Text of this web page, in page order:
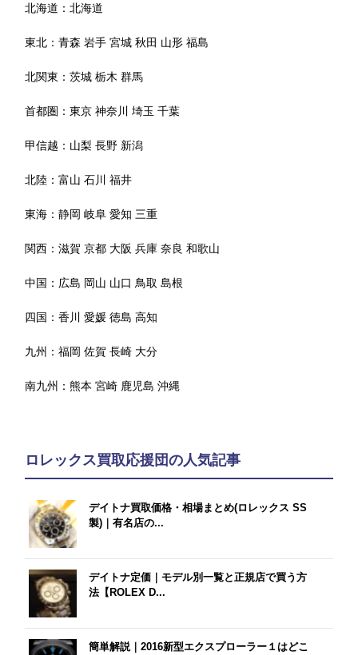
北海道：北海道
東北：青森 岩手 宮城 秋田 山形 福島
北関東：茨城 栃木 群馬
首都圏：東京 神奈川 埼玉 千葉
甲信越： 山梨 長野 新潟
北陸：富山 石川 福井
東海：静岡 岐阜 愛知 三重
関西：滋賀 京都 大阪 兵庫 奈良 和歌山
中国： 広島 岡山 山口 鳥取 島根
四国：香川 愛媛 徳島 高知
九州：福岡 佐賀 長崎 大分
南九州：熊本 宮崎 鹿児島 沖縄
ロレックス買取応援団の人気記事
デイトナ買取価格・相場まとめ(ロレックス SS
製)｜有名店の...
デイトナ定価｜モデル別一覧と正規店で買う方
法【ROLEX D...
簡単解説｜2016新型エクスプローラー１はどこ